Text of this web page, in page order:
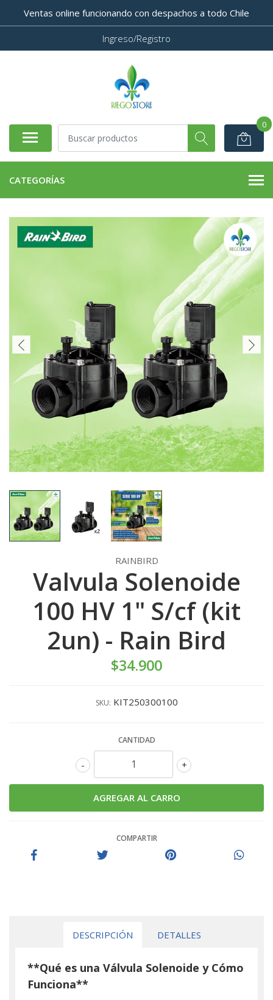
Ventas online funcionando con despachos a todo Chile
Ingreso/Registro
0
CATEGORÍAS
RAINBIRD
Valvula Solenoide
100 HV 1" S/cf (kit
2un) - Rain Bird
$34.900
SKU: KIT250300100
CANTIDAD
+
-
COMPARTIR
DESCRIPCIÓN DETALLES
**Qué es una Válvula Solenoide y Cómo
Funciona**